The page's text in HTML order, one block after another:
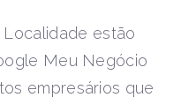
estão
Meu Negócio
empresários que